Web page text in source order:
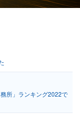
所」ランキング2022で